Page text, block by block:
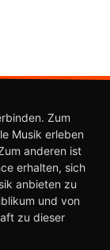
Zum
Musik erleben
anderen ist
erhalten, sich
anbieten zu
und von
zu dieser